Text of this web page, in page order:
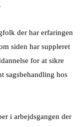
der har erfaringen
siden har suppleret
for at sikre
sagsbehandling hos
i arbejdsgangen der